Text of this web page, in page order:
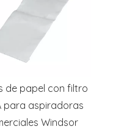
de papel con filtro
para aspiradoras
Windsor